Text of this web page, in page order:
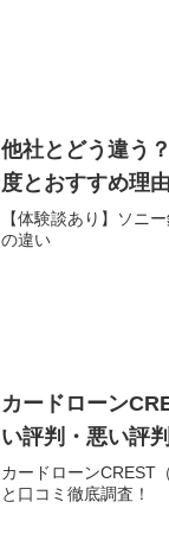
他社とどう違う
度とおすすめ理由
【体験談あり】ソニ
の違い
カードローン
い評判・悪い評
カードローンCREST
と口コミ徹底調査！